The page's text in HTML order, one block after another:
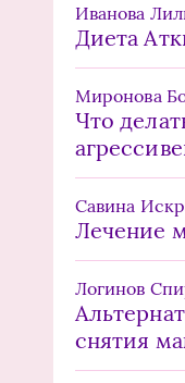
Иванова
Диета
Миронова
Что
Савина
Лечение
Логинов
снятия